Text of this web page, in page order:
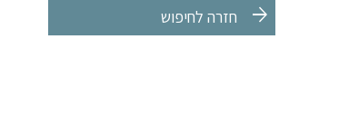
arrow_forward חזרה לחיפוש